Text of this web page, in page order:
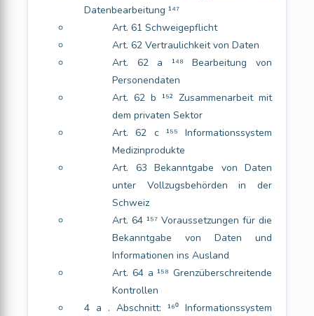
Datenbearbeitung ¹⁴⁷
Art. 61 Schweigepflicht
Art. 62 Vertraulichkeit von Daten
Art. 62 a ¹⁴⁸ Bearbeitung von
Personendaten
Art. 62 b ¹⁵² Zusammenarbeit mit
dem privaten Sektor
Art. 62 c ¹⁵⁵ Informationssystem
Medizinprodukte
Art. 63 Bekanntgabe von Daten
unter Vollzugsbehörden in der
Schweiz
Art. 64 ¹⁵⁷ Voraussetzungen für die
Bekanntgabe von Daten und
Informationen ins Ausland
Art. 64 a ¹⁵⁸ Grenzüberschreitende
Kontrollen
4 a . Abschnitt: ¹⁶⁰ Informationssystem